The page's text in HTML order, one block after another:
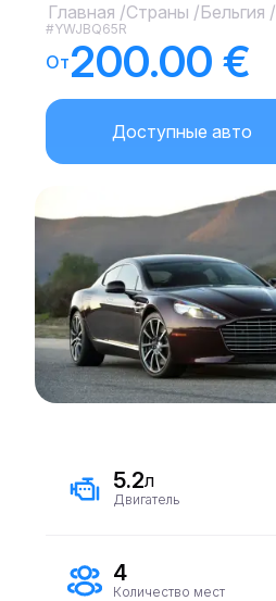
Главная /Страны /Бельгия /
#YWJBQ65R
От200.00 €
Доступные авто
5.2л
Двигатель
4
Количество мест